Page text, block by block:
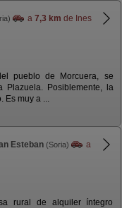
a 7,3 km de Ines
pueblo de Morcuera, se
Posiblemente, la
Es muy a ...
Esteban (Soria)
a
rural de alquiler íntegro